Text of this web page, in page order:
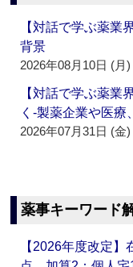
【対話で学ぶ薬業
背景
2026年08月10日 (月)
【対話で学ぶ薬業
く‐製薬企業や医
2026年07月31日 (金)
薬事キーワード
【2026年度改定